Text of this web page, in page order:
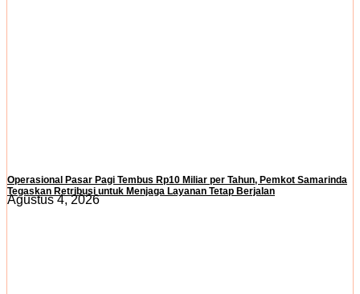
Operasional Pasar Pagi Tembus Rp10 Miliar per Tahun, Pemkot Samarinda
Tegaskan Retribusi untuk Menjaga Layanan Tetap Berjalan
Agustus 4, 2026